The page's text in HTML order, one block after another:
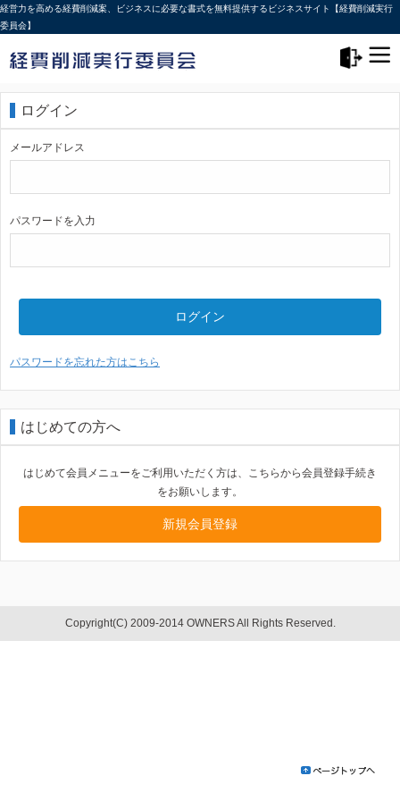
経営力を高める経費削減案、ビジネスに必要な書式を無料提供するビジネスサイト【経費削減実行
委員会】
ログイン
メールアドレス
パスワードを入力
ログイン
パスワードを忘れた方はこちら
はじめての方へ
はじめて会員メニューをご利用いただく方は、こちらから会員登録手続き
をお願いします。
新規会員登録
Copyright(C) 2009-2014 OWNERS All Rights Reserved.